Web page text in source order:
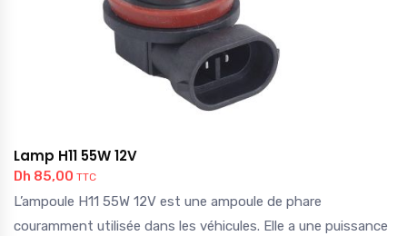
Lamp H11 55W 12V
Dh 85,00 TTC
L’ampoule H11 55W 12V est une ampoule de phare
couramment utilisée dans les véhicules. Elle a une puissance